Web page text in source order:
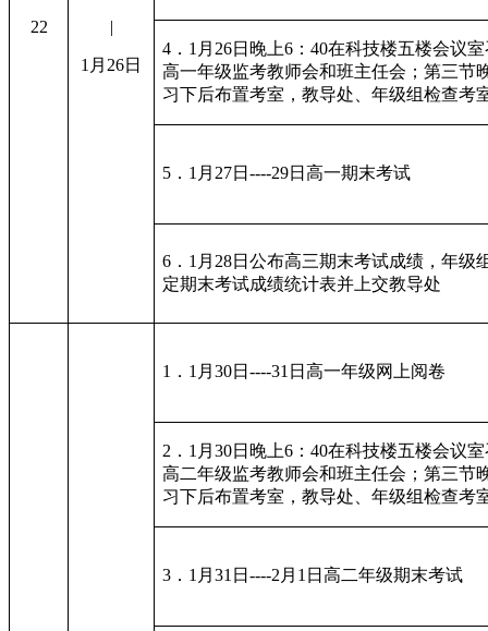
22
|
1月26日
4．1月26日晚上6：40在科技楼五楼会议
高一年级监考教师会和班主任会；第三节
习下后布置考室，教导处、年级组检查考
5．1月27日----29日高一期末考试
6．1月28日公布高三期末考试成绩，年级
定期末考试成绩统计表并上交教导处
1．1月30日----31日高一年级网上阅卷
2．1月30日晚上6：40在科技楼五楼会议
高二年级监考教师会和班主任会；第三节
习下后布置考室，教导处、年级组检查考
3．1月31日----2月1日高二年级期末考试